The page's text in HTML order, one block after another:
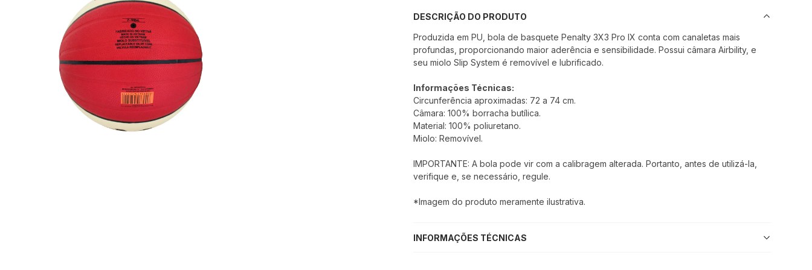
DESCRIÇÃO DO PRODUTO
Produzida em PU, bola de basquete Penalty 3X3 Pro IX conta com canaletas mais
profundas, proporcionando maior aderência e sensibilidade. Possui câmara Airbility, e
seu miolo Slip System é removível e lubrificado.
Informações Técnicas:
Circunferência aproximadas: 72 a 74 cm.
Câmara: 100% borracha butílica.
Material: 100% poliuretano.
Miolo: Removível.
IMPORTANTE: A bola pode vir com a calibragem alterada. Portanto, antes de utilizá-la,
verifique e, se necessário, regule.
*Imagem do produto meramente ilustrativa.
INFORMAÇÕES TÉCNICAS